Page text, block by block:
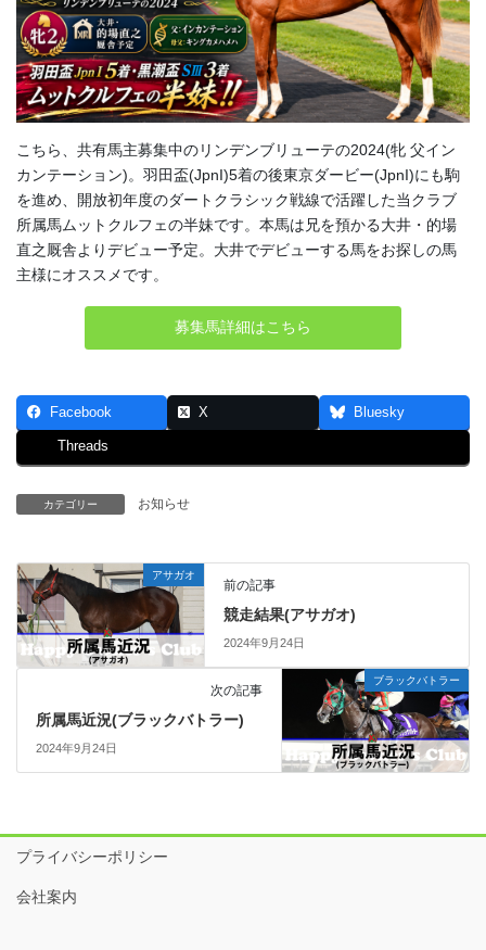
こちら、共有馬主募集中のリンデンブリューテの2024(牝 父イン
カンテーション)。羽田盃(JpnI)5着の後東京ダービー(JpnI)にも駒
を進め、開放初年度のダートクラシック戦線で活躍した当クラブ
所属馬ムットクルフェの半妹です。本馬は兄を預かる大井・的場
直之厩舎よりデビュー予定。大井でデビューする馬をお探しの馬
主様にオススメです。
募集馬詳細はこちら
Facebook X Bluesky
Threads
カテゴリー お知らせ
アサガオ
前の記事
競走結果(アサガオ)
2024年9月24日
ブラックバトラー
次の記事
所属馬近況(ブラックバトラー)
2024年9月24日
プライバシーポリシー
会社案内